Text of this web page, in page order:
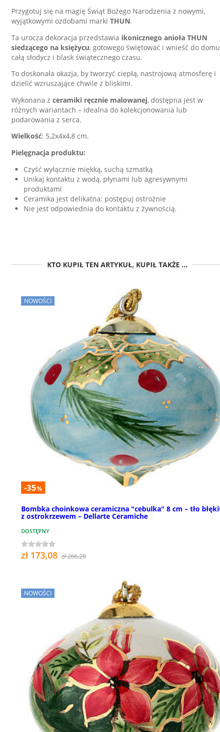
Przygotuj się na magię Świąt Bożego Narodzenia z nowymi,
wyjątkowymi ozdobami marki THUN.
Ta urocza dekoracja przedstawia ikonicznego anioła THUN
siedzącego na księżycu, gotowego świętować i wnieść do domu
całą słodycz i blask świątecznego czasu.
To doskonała okazja, by tworzyć ciepłą, nastrojową atmosferę i
dzielić wzruszające chwile z bliskimi.
Wykonana z ceramiki ręcznie malowanej, dostępna jest w
różnych wariantach – idealna do kolekcjonowania lub
podarowania z serca.
Wielkość: 5,2x4x4,8 cm.
Pielęgnacja produktu:
Czyść wyłącznie miękką, suchą szmatką
Unikaj kontaktu z wodą, płynami lub agresywnymi
produktami
Ceramika jest delikatna: postępuj ostrożnie
Nie jest odpowiednia do kontaktu z żywnością.
KTO KUPIŁ TEN ARTYKUŁ, KUPIŁ TAKŻE ...
NOWOŚCI
-35%
Bombka choinkowa ceramiczna "cebulka" 8 cm – tło
z ostrokrzewem – Dellarte Ceramiche
DOSTĘPNY
zł 173,08 zł 266,28
NOWOŚCI